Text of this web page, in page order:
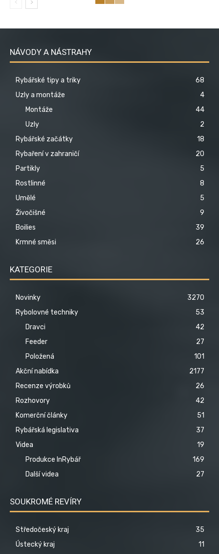
NÁVODY A NÁSTRAHY
Rybářské tipy a triky
68
Uzly a montáže
4
Montáže
44
Uzly
2
Rybářské začátky
18
Rybaření v zahraničí
20
Partikly
5
Rostlinné
8
Umělé
5
Živočišné
9
Boilies
39
Krmné směsi
26
KATEGORIE
Novinky
3270
Rybolovné techniky
53
Dravci
42
Feeder
27
Položená
101
Akční nabídka
2177
Recenze výrobků
26
Rozhovory
42
Komerční články
51
Rybářská legislativa
37
Videa
19
Produkce InRybář
169
Další videa
27
SOUKROMÉ REVÍRY
Středočeský kraj
35
Ústecký kraj
11